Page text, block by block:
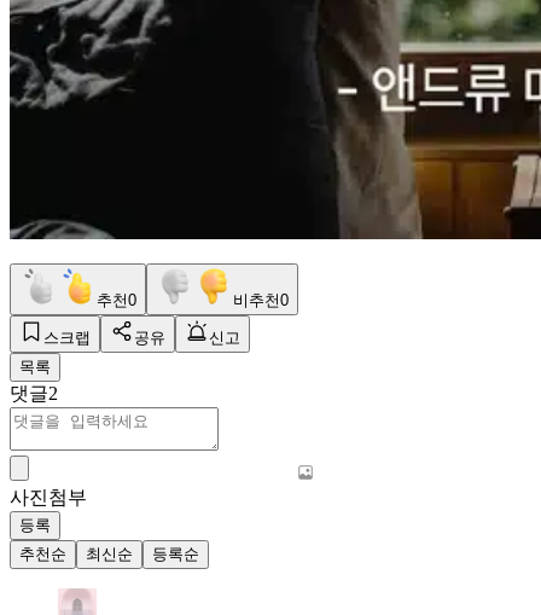
추천0 비추천0
스크랩 공유
신고
목록
댓글2
사진첨부
등록
추천순
최신순 등록순